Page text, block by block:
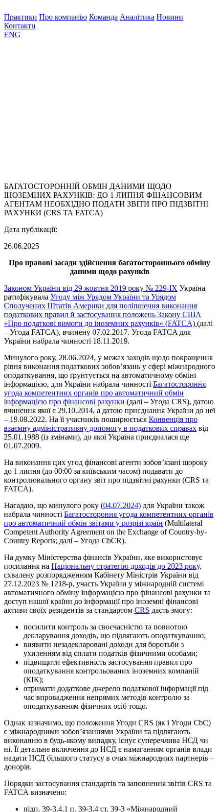
Практики Про компанію Команда Аналітика Новини
Контакти
ENG
БАГАТОСТОРОННІЙ ОБМІН ДАНИМИ ЩОДО
ІНОЗЕМНИХ РАХУНКІВ: ДО 1 ЛИПНЯ ФІНАНСОВИМ
АГЕНТАМ НЕОБХІДНО ПОДАТИ ЗВІТИ ПРО ПІДЗВІТНІ
РАХУНКИ (CRS ТА FATCA)
Дата публікації:
26.06.2025
Про правові засади здійснення багатостороннього обміну
даними щодо рахунків
Законом України від 29 жовтня 2019 року № 229-IX Україна
ратифікувала Угоду між Урядом України та Урядом
Сполучених Штатів Америки для поліпшення виконання
податкових правил й застосування положень Закону США
«Про податкові вимоги до іноземних рахунків» (FATCA) (далі
– Угода FATCA), вчинену 07.02.2017. Угода FATCA для
України набрала чинності 18.11.2019.
Минулого року, 28.06.2024, у межах заходів щодо покращення
рівня виконання податкових зобов’язань у сфері міжнародного
оподаткування, що ґрунтується на автоматичному обміні
інформацією, для України набрала чинності Багатостороння
угода компетентних органів про автоматичний обмін
інформацією про фінансові рахунки (далі – Угода CRS), датою
вчинення якої є 29.10.2014, а датою приєднання України до неї
– 19.08.2022. На її учасників поширюється Конвенція про
взаємну адміністративну допомогу в податкових справах від
25.01.1988 (із змінами), до якої Україна приєдналася ще
01.07.2009.
На виконання цих угод фінансові агенти зобов’язані щороку
до 1 липня (до 00:00 за київським часом) подавати до
контролювального органу звіт про підзвітні рахунки (CRS та
FATCA).
Нагадаю, що минулого року (04.07.2024) для України також
набрала чинності Багатостороння угода компетентних органів
про автоматичний обмін звітами у розрізі країн (Multilateral
Competent Authority Agreement on the Exchange of Country-by-
Country Reports; далі – Угода CbCR).
На думку Міністерства фінансів України, яке використовує
посилання на Національну стратегію доходів до 2023 року,
схвалену розпорядженням Кабінету Міністрів України від
27.12.2023 № 1218-р, участь України у міжнародній системі
автоматичного обміну інформацією про фінансові рахунки та
доступ нашої країни до інформації про іноземні фінансові
активи своїх резидентів за стандартом CRS дасть змогу:
посилити контроль за своєчасністю та повнотою
декларування доходів, що підлягають оподаткуванню;
виявити незадекларовані доходи для боротьби з
ухиленням від сплати податків фізичними особами;
підвищити ефективність застосування правил про
оподаткування контрольованих іноземних компаній
(КІК);
отримати додаткове джерело податкової інформації під
час впровадження непрямих методів контролю за
оподаткуванням фізичних осіб тощо.
Однак зазначимо, що положення Угоди CRS (як і Угоди CbC)
є міжнародними зобов’язаннями України та підлягають
виконанню в будь-якому випадку, існує суперечлива НСД чи
ні. Її детальне включення до НСД є намаганням органів влади
надати НСД більшого статусу в очах міжнародних партнерів –
донорів.
Порядки застосування стандартів та заповнення звітів CRS та
FATCA визначено:
підп. 39-3.4.1 п. 39-3.4 ст. 39-3 «Міжнародний